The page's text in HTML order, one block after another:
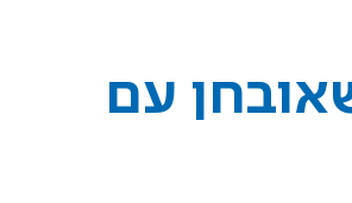
עם